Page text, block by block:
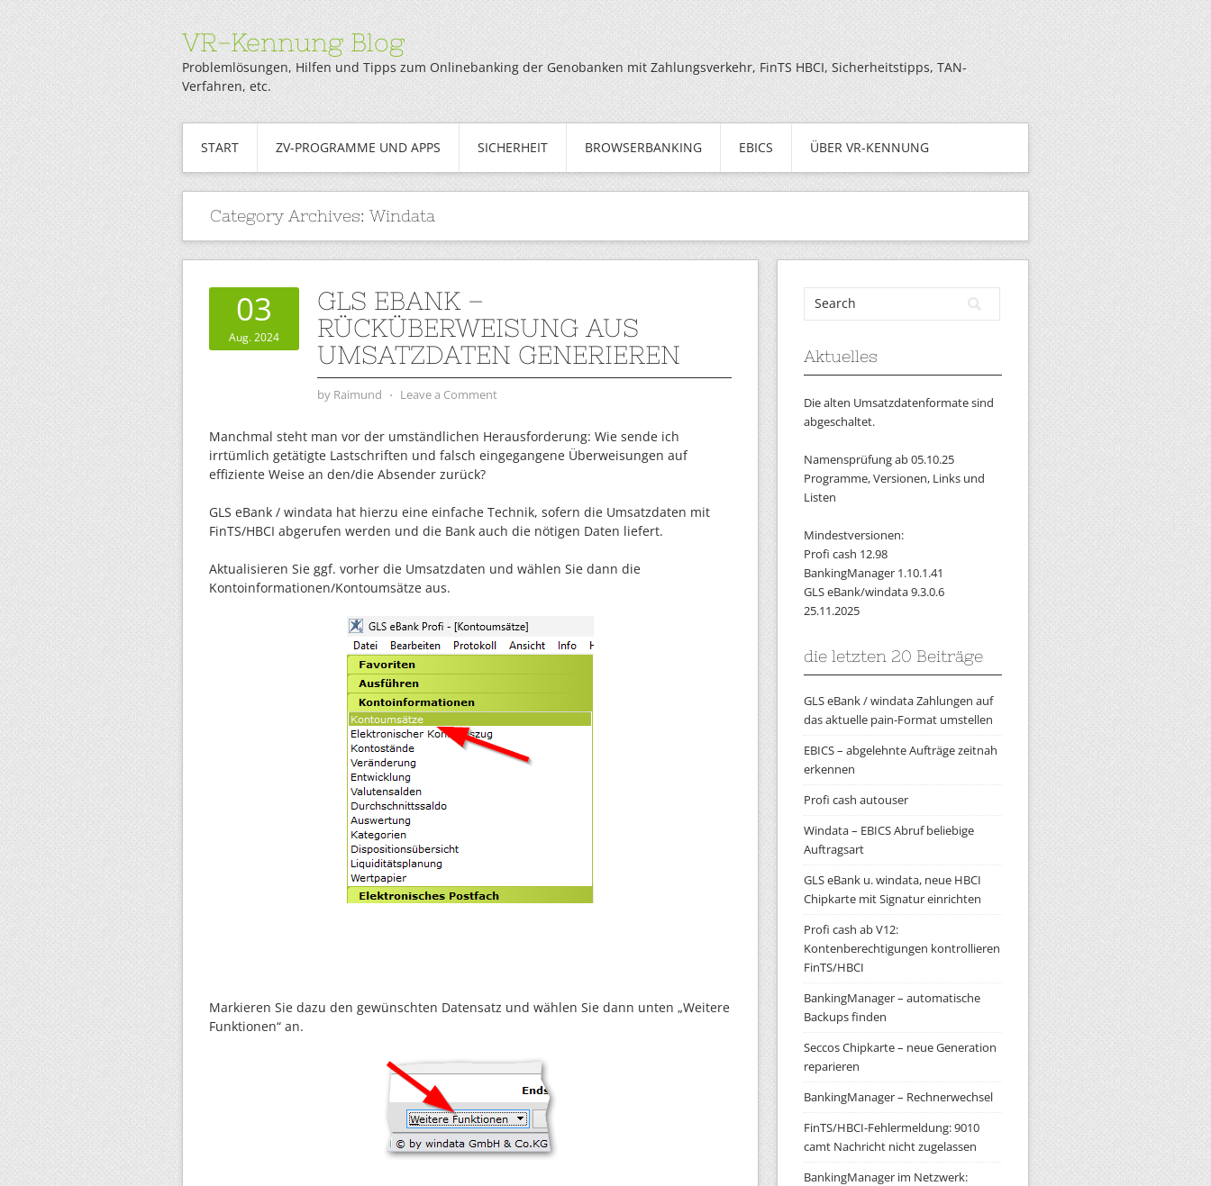
VR-Kennung Blog
Problemlösungen, Hilfen und Tipps zum Onlinebanking der Genobanken mit Zahlungsverkehr, FinTS HBCI, Sicherheitstipps, TAN-
Verfahren, etc.
START ZV-PROGRAMME UND APPS SICHERHEIT BROWSERBANKING EBICS ÜBER VR-KENNUNG
Category Archives: Windata
03
Aug. 2024
GLS EBANK –
RÜCKÜBERWEISUNG AUS
UMSATZDATEN GENERIEREN
by Raimund ⋅ Leave a Comment
Manchmal steht man vor der umständlichen Herausforderung: Wie sende ich
irrtümlich getätigte Lastschriften und falsch eingegangene Überweisungen auf
effiziente Weise an den/die Absender zurück?
GLS eBank / windata hat hierzu eine einfache Technik, sofern die Umsatzdaten mit
FinTS/HBCI abgerufen werden und die Bank auch die nötigen Daten liefert.
Aktualisieren Sie ggf. vorher die Umsatzdaten und wählen Sie dann die
Kontoinformationen/Kontoumsätze aus.
Markieren Sie dazu den gewünschten Datensatz und wählen Sie dann unten „Weitere
Funktionen“ an.
Aktuelles
Die alten Umsatzdatenformate sind
abgeschaltet.
Namensprüfung ab 05.10.25
Programme, Versionen, Links und
Listen
Mindestversionen:
Profi cash 12.98
BankingManager 1.10.1.41
GLS eBank/windata 9.3.0.6
25.11.2025
die letzten 20 Beiträge
GLS eBank / windata Zahlungen auf
das aktuelle pain-Format umstellen
EBICS – abgelehnte Aufträge zeitnah
erkennen
Profi cash autouser
Windata – EBICS Abruf beliebige
Auftragsart
GLS eBank u. windata, neue HBCI
Chipkarte mit Signatur einrichten
Profi cash ab V12:
Kontenberechtigungen kontrollieren
FinTS/HBCI
BankingManager – automatische
Backups finden
Seccos Chipkarte – neue Generation
reparieren
BankingManager – Rechnerwechsel
FinTS/HBCI-Fehlermeldung: 9010
camt Nachricht nicht zugelassen
BankingManager im Netzwerk: